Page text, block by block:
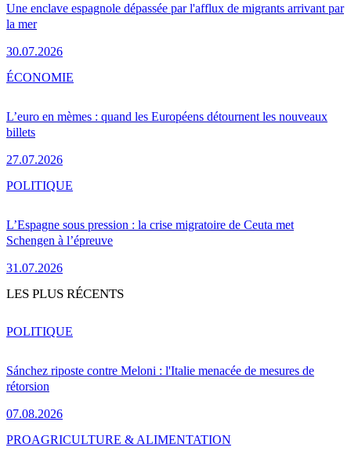
Une enclave espagnole dépassée par l'afflux de migrants arrivant par
la mer
30.07.2026
L’euro en mèmes : quand les Européens détournent les nouveaux
billets
27.07.2026
ÉCONOMIE
L’Espagne sous pression : la crise migratoire de Ceuta met
Schengen à l’épreuve
31.07.2026
POLITIQUE
LES PLUS RÉCENTS
Sánchez riposte contre Meloni : l'Italie menacée de mesures de
rétorsion
07.08.2026
POLITIQUE
PROAGRICULTURE & ALIMENTATION